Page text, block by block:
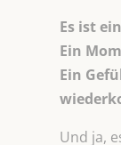
Es ist
Ein
Ein
Und ja,